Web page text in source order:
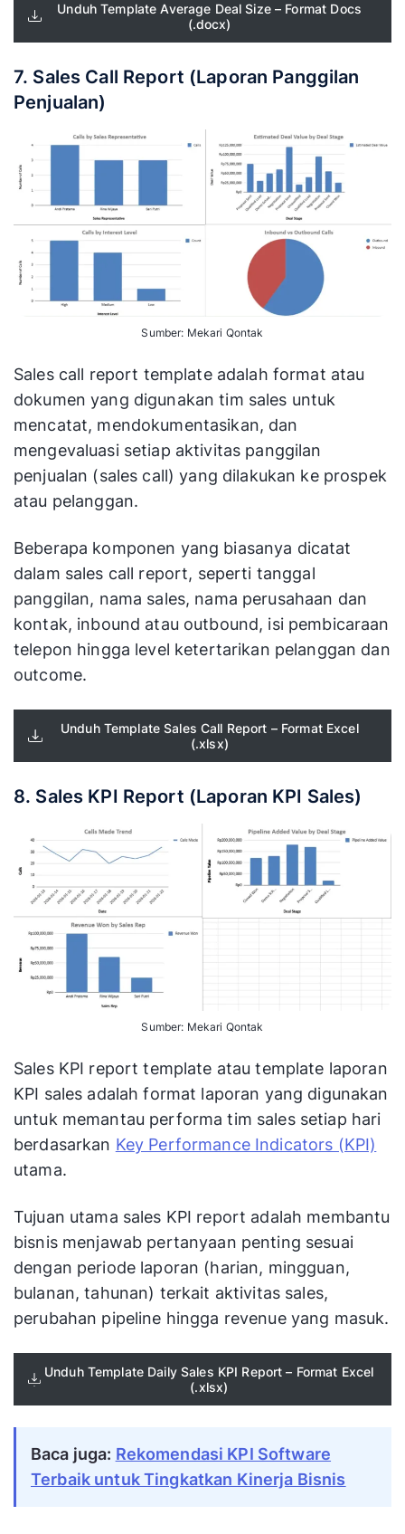
Unduh Template Average Deal Size – Format Docs
(.docx)
7. Sales Call Report (Laporan Panggilan
Penjualan)
Sumber: Mekari Qontak
Sales call report template adalah format atau
dokumen yang digunakan tim sales untuk
mencatat, mendokumentasikan, dan
mengevaluasi setiap aktivitas panggilan
penjualan (sales call) yang dilakukan ke prospek
atau pelanggan.
Beberapa komponen yang biasanya dicatat
dalam sales call report, seperti tanggal
panggilan, nama sales, nama perusahaan dan
kontak, inbound atau outbound, isi pembicaraan
telepon hingga level ketertarikan pelanggan dan
outcome.
Unduh Template Sales Call Report – Format Excel
(.xlsx)
8. Sales KPI Report (Laporan KPI Sales)
Sumber: Mekari Qontak
Sales KPI report template atau template laporan
KPI sales adalah format laporan yang digunakan
untuk memantau performa tim sales setiap hari
berdasarkan Key Performance Indicators (KPI)
utama.
Tujuan utama sales KPI report adalah membantu
bisnis menjawab pertanyaan penting sesuai
dengan periode laporan (harian, mingguan,
bulanan, tahunan) terkait aktivitas sales,
perubahan pipeline hingga revenue yang masuk.
Unduh Template Daily Sales KPI Report – Format Excel
(.xlsx)
Baca juga: Rekomendasi KPI Software
Terbaik untuk Tingkatkan Kinerja Bisnis